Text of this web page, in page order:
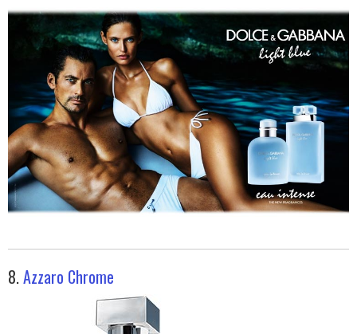
8.Azzaro Chrome